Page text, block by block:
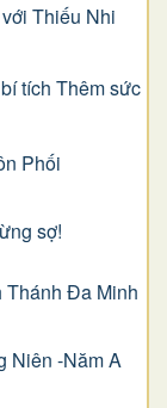
Thiếu Nhi
tích Thêm sức
Phối
sợ!
Thánh Đa Minh
Niên -Năm A